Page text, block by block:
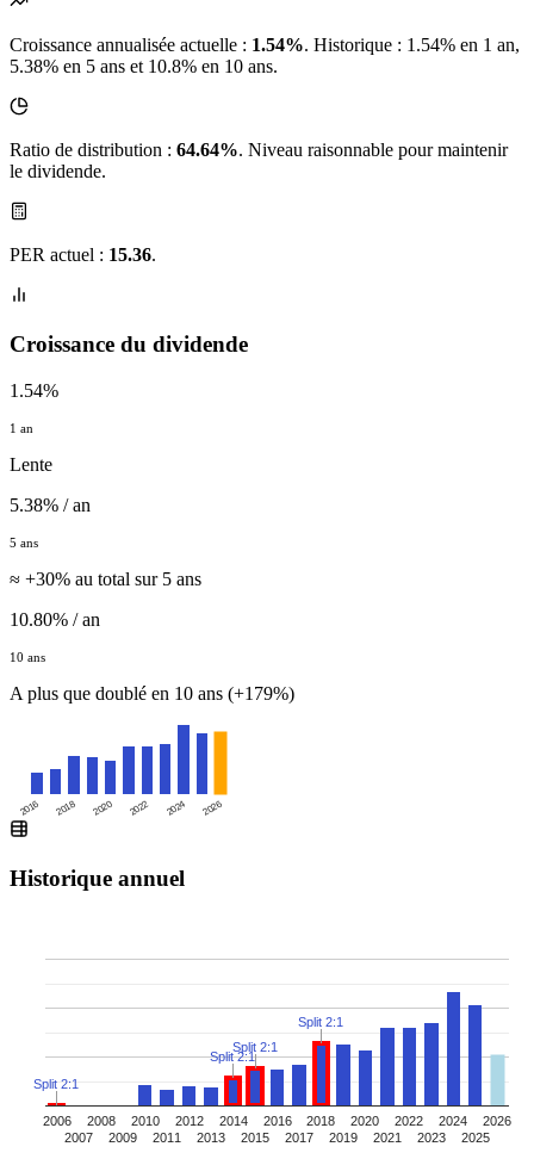
Croissance annualisée actuelle : 1.54%. Historique : 1.54% en 1 an,
5.38% en 5 ans et 10.8% en 10 ans.
Ratio de distribution : 64.64%. Niveau raisonnable pour maintenir
le dividende.
PER actuel : 15.36.
Croissance du dividende
1.54%
1 an
Lente
5.38% / an
5 ans
≈ +30% au total sur 5 ans
10.80% / an
10 ans
A plus que doublé en 10 ans (+179%)
2016 2018 2020 2022 2024 2026
Historique annuel
2006
2007
2008
2009
2010
2011
2012
2013
2014
2015
2016
2017
2018
2019
2020
2021
2022
2023
2024
2025
2026
Split 2:1
Split 2:1
Split 2:1
Split 2:1